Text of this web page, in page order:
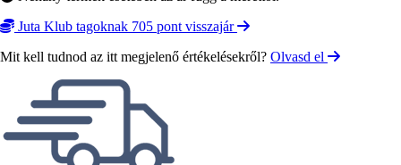
Juta Klub tagoknak 705 pont visszajár
Mit kell tudnod az itt megjelenő értékelésekről? Olvasd el